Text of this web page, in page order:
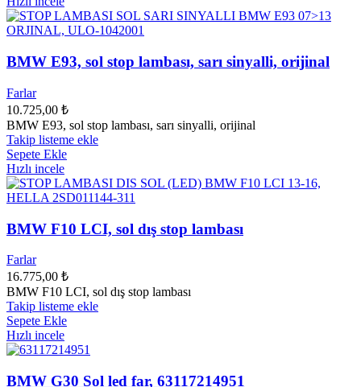
BMW E93, sol stop lambası, sarı sinyalli, orijinal
Farlar
10.725,00 ₺
BMW E93, sol stop lambası, sarı sinyalli, orijinal
Takip listeme ekle
Sepete Ekle
Hızlı incele
BMW F10 LCI, sol dış stop lambası
Farlar
16.775,00 ₺
BMW F10 LCI, sol dış stop lambası
Takip listeme ekle
Sepete Ekle
Hızlı incele
BMW G30 Sol led far, 63117214951